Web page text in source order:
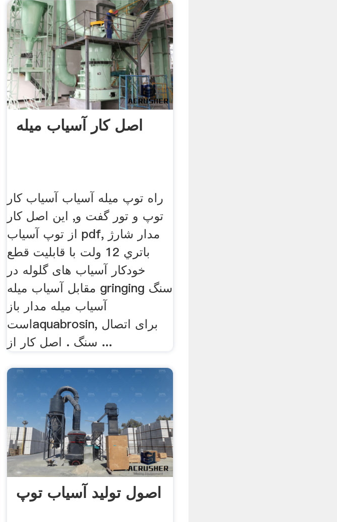
اصل کار آسیاب میله
راه توپ میله آسیاب آسیاب کار
توپ و تور گفت و, این اصل کار
از توپ آسیاب pdf, مدار شارژ
باتري 12 ولت با قابليت قطع
خودكار آسیاب های گلوله در
مقابل آسیاب میله gringing سنگ
آسیاب میله مدار باز
استaquabrosin, برای اتصال
سنگ . اصل کار از ...
اصول تولید آسیاب توپ